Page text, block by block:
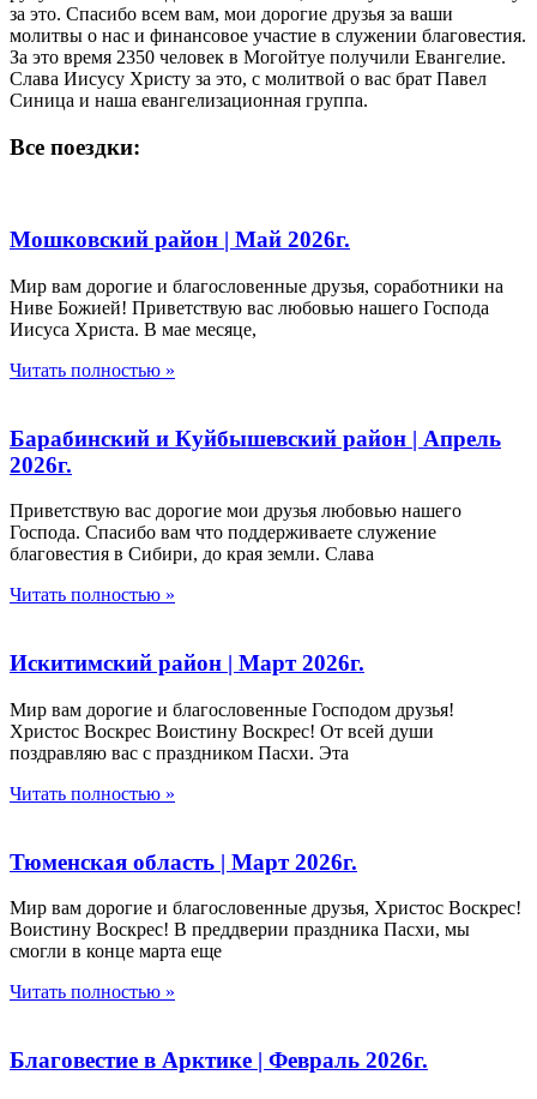
за это. Спасибо всем вам, мои дорогие друзья за ваши
молитвы о нас и финансовое участие в служении благовестия.
За это время 2350 человек в Могойтуе получили Евангелие.
Слава Иисусу Христу за это, с молитвой о вас брат Павел
Синица и наша евангелизационная группа.
Все поездки:
Мошковский район | Май 2026г.
Мир вам дорогие и благословенные друзья, соработники на
Ниве Божией! Приветствую вас любовью нашего Господа
Иисуса Христа. В мае месяце,
Читать полностью »
Барабинский и Куйбышевский район | Апрель
2026г.
Приветствую вас дорогие мои друзья любовью нашего
Господа. Спасибо вам что поддерживаете служение
благовестия в Сибири, до края земли. Слава
Читать полностью »
Искитимский район | Март 2026г.
Мир вам дорогие и благословенные Господом друзья!
Христос Воскрес Воистину Воскрес! От всей души
поздравляю вас с праздником Пасхи. Эта
Читать полностью »
Тюменская область | Март 2026г.
Мир вам дорогие и благословенные друзья, Христос Воскрес!
Воистину Воскрес! В преддверии праздника Пасхи, мы
смогли в конце марта еще
Читать полностью »
Благовестие в Арктике | Февраль 2026г.